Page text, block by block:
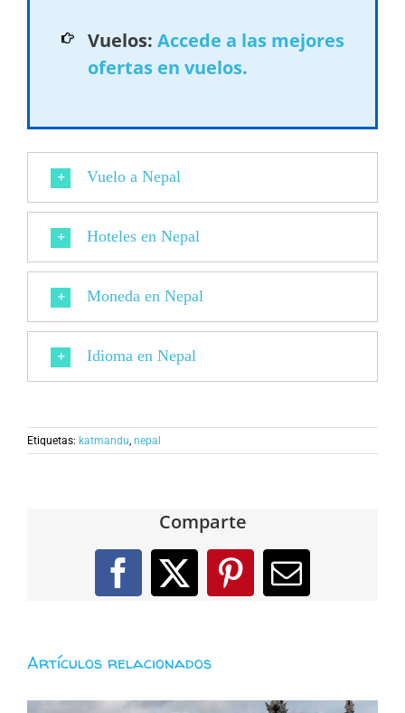
Vuelos: Accede a las mejores
ofertas en vuelos.
Vuelo a Nepal
Hoteles en Nepal
Moneda en Nepal
Idioma en Nepal
Etiquetas: katmandu nepal
Comparte
Facebook
X PinterestCorreo
Artículos relacionados